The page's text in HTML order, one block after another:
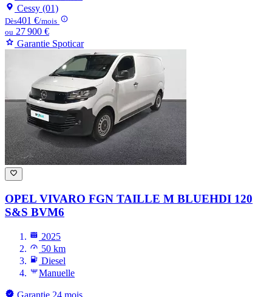
Cessy (01)
Dès401 €/mois
ou 27 900 €
Garantie Spoticar
OPEL VIVARO FGN TAILLE M BLUEHDI 120
S&S BVM6
2025
50 km
Diesel
Manuelle